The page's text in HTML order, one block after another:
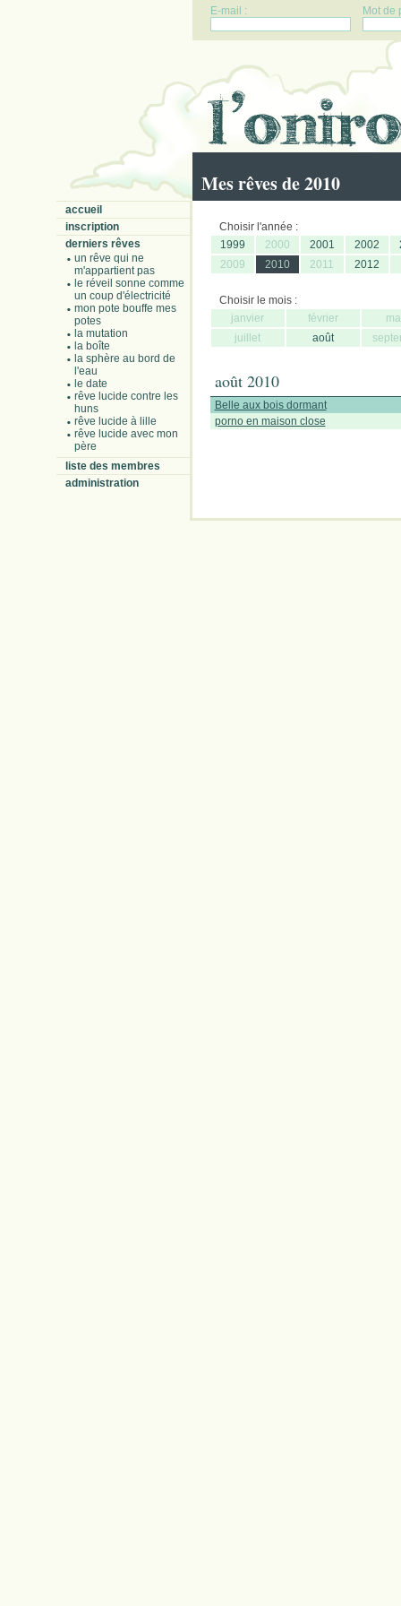
E-mail : Mot de
Mes rêves de 2010
accueil
inscription
derniers rêves
un rêve qui ne
m'appartient pas
le réveil sonne comme
un coup d'électricité
mon pote bouffe mes
potes
la mutation
la boîte
la sphère au bord de
l'eau
le date
rêve lucide contre les
huns
rêve lucide à lille
rêve lucide avec mon
père
liste des membres
administration
Choisir l'année :
1999
2000 2001 2002
2009
2010 2011 2012
Choisir le mois :
janvier
février
juillet
août
août 2010
Belle aux bois dormant
porno en maison close